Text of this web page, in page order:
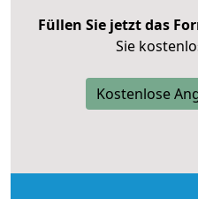
Füllen Sie jetzt das
Sie
Kostenlose